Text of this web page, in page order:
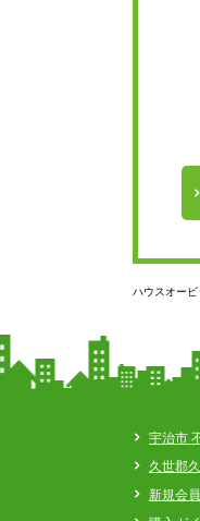
ハウスオービ
宇治市
久世郡
新規会